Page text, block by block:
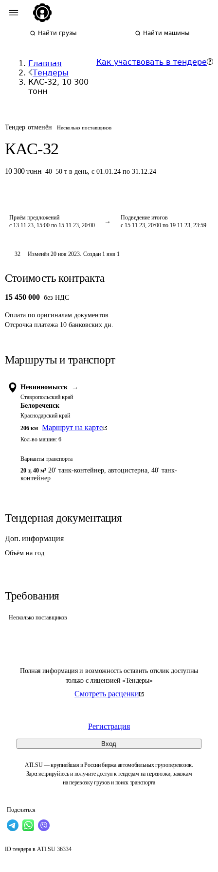
Найти грузы Найти машины
Главная
Тендеры
КАС-32, 10 300
тонн
Как участвовать в тендере
Тендер отменён Несколько поставщиков
КАС-32
10 300 тонн 40–50 т в день,с 01.01.24 по 31.12.24
Приём предложений
с 13.11.23, 15:00 по 15.11.23, 20:00
Подведение итогов
с 15.11.23, 20:00 по 19.11.23, 23:59
Полная информация и возможность оставить отклик доступны
только с лицензией «Тендеры»
Смотреть расценки
Регистрация
Вход
ATI.SU — крупнейшая в России биржа автомобильных грузоперевозок.
Зарегистрируйтесь и получите доступ к тендерам на перевозки, заявкам
на перевозку грузов и поиск транспорта
Поделиться
32 Изменён20 ноя 2023. Создан 1 янв 1
Стоимость контракта
15 450 000 без НДС
Оплата по оригиналам документов
Отсрочка платежа 10 банковских дн.
Маршруты и транспорт
Невинномысск →
Ставропольский край
Белореченск
Краснодарский край
206 км Маршрут на карте
Кол-во машин: 6
Варианты транспорта
20 т, 40 м³ 20' танк-контейнер, автоцистерна, 40' танк-
контейнер
Тендерная документация
Доп. информация
Объём на год
Требования
Несколько поставщиков
ID тендера в ATI.SU 36334